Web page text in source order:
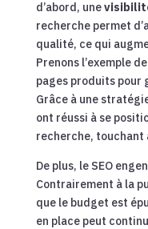
d’abord, une
recherche permet
qualité, ce qui
Prenons l’exemple
pages produits pour
Grâce à une
ont réussi à se
recherche, touchant
De plus, le SEO
Contrairement à la
que le budget est
en place peut